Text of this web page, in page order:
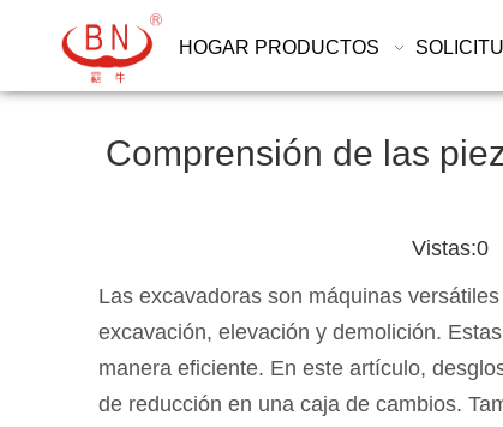
HOGAR PRODUCTOS
Comprensión de las
Vistas:0
Las excavadoras son máquinas
excavación, elevación y demolición.
manera eficiente. En este artículo,
de reducción en una caja de cambios.